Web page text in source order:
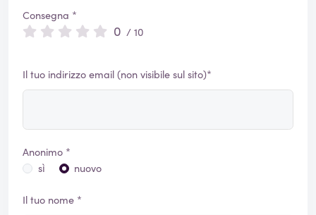
Consegna *
0 / 10
Il tuo indirizzo email (non visibile sul sito)*
Anonimo *
sì
nuovo
Il tuo nome *